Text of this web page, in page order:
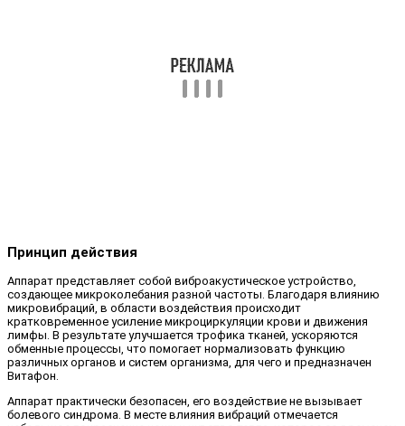
Принцип действия
Аппарат представляет собой виброакустическое устройство,
создающее микроколебания разной частоты. Благодаря влиянию
микровибраций, в области воздействия происходит
кратковременное усиление микроциркуляции крови и движения
лимфы. В результате улучшается трофика тканей, ускоряются
обменные процессы, что помогает нормализовать функцию
различных органов и систем организма, для чего и предназначен
Витафон.
Аппарат практически безопасен, его воздействие не вызывает
болевого синдрома. В месте влияния вибраций отмечается